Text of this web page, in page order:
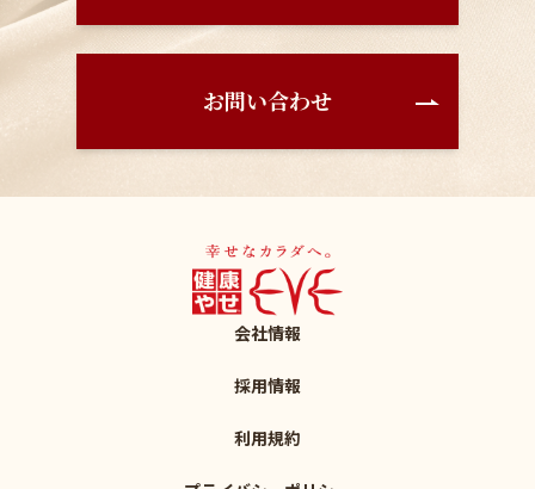
お問い合わせ
会社情報
採用情報
利用規約